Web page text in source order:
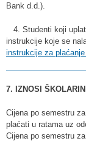
Bank d.d.).
4. Studenti koji
instrukcije koje se
instrukcije za
7. IZNOSI
Cijena po semestru za
plaćati u ratama uz
Cijena po semestru za